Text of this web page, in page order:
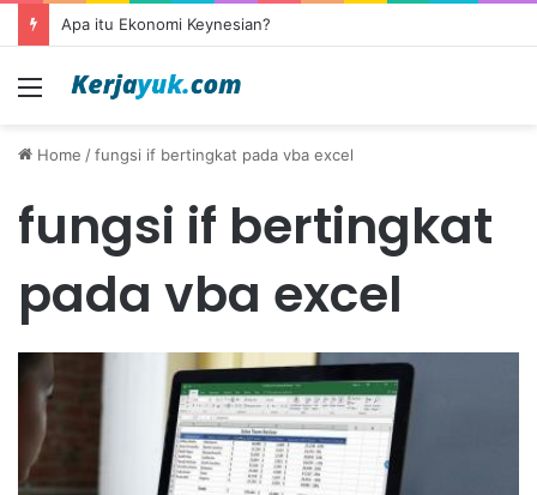
Apa itu Ekonomi Keynesian?
Menu
Home /fungsi if bertingkat pada vba excel
fungsi if bertingkat
pada vba excel